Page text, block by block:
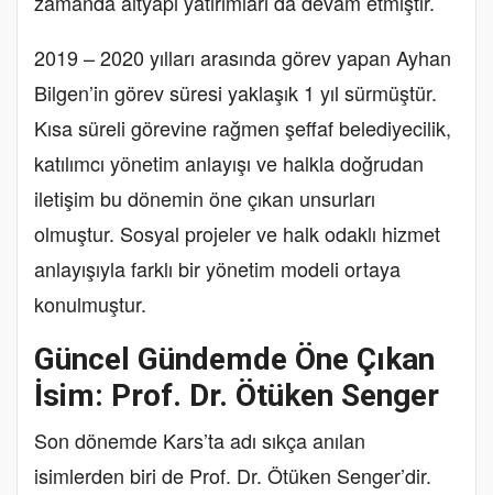
2019 – 2020 yılları arasında görev yapan Ayhan
Bilgen’in görev süresi yaklaşık 1 yıl sürmüştür.
Kısa süreli görevine rağmen şeffaf belediyecilik,
katılımcı yönetim anlayışı ve halkla doğrudan
iletişim bu dönemin öne çıkan unsurları
olmuştur. Sosyal projeler ve halk odaklı hizmet
anlayışıyla farklı bir yönetim modeli ortaya
konulmuştur.
Güncel Gündemde Öne Çıkan
İsim: Prof. Dr. Ötüken Senger
Son dönemde Kars’ta adı sıkça anılan
isimlerden biri de Prof. Dr. Ötüken Senger’dir.